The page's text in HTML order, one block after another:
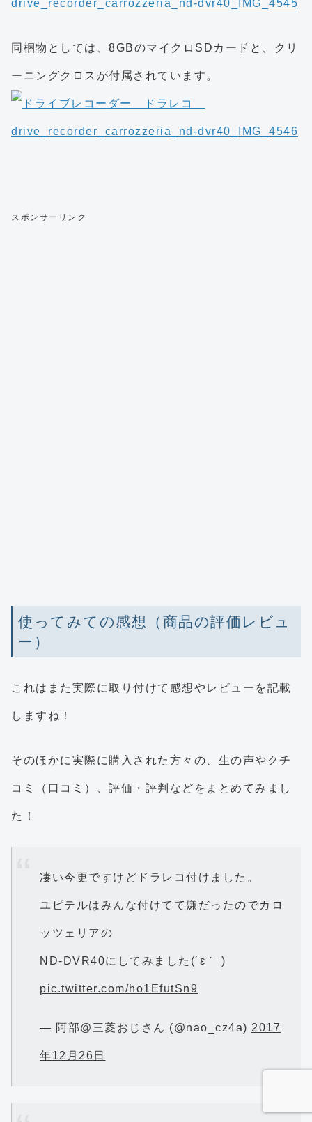
同梱物としては、8GBのマイクロSDカードと、クリ
ーニングクロスが付属されています。
スポンサーリンク
使ってみての感想（商品の評価レビュ
ー）
これはまた実際に取り付けて感想やレビューを記載
しますね！
そのほかに実際に購入された方々の、生の声やクチ
コミ（口コミ）、評価・評判などをまとめてみまし
た！
凄い今更ですけどドラレコ付けました。
ユピテルはみんな付けてて嫌だったのでカロ
ッツェリアの
ND-DVR40にしてみました(´ε｀ )
pic.twitter.com/ho1EfutSn9
— 阿部@三菱おじさん (@nao_cz4a) 2017
年12月26日